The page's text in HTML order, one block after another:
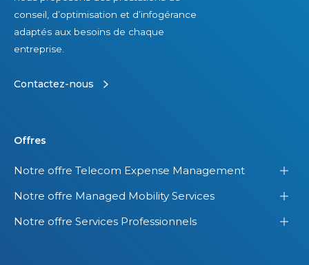
conseil, d’optimisation et d’infogérance
adaptés aux besoins de chaque
entreprise.
Contactez-nous
Offres
Notre offre Telecom Expense Management
Notre offre Managed Mobility Services
Notre offre Services Professionnels